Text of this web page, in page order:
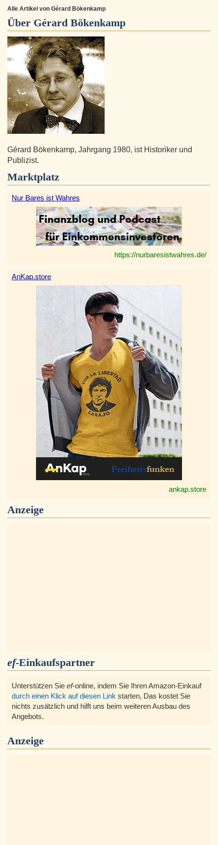
Alle Artikel von Gérard Bökenkamp
Über Gérard Bökenkamp
Gérard Bökenkamp, Jahrgang 1980, ist Historiker und
Publizist.
Marktplatz
Nur Bares ist Wahres
https://nurbaresistwahres.de/
AnKap.store
ankap.store
Anzeige
ef-Einkaufspartner
Unterstützen Sie ef-online, indem Sie Ihren Amazon-Einkauf
durch einen Klick auf diesen Link starten, Das kostet Sie
nichts zusätzlich und hilft uns beim weiteren Ausbau des
Angebots.
Anzeige